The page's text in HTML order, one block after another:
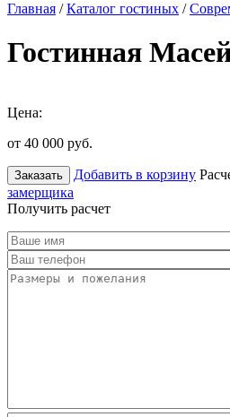
Главная /Каталог гостиных /
Гостинная
Цена:
от 40 000 руб.
Заказать Добавить в корзину
замерщика
Получить расчет